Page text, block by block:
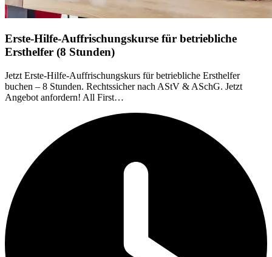
Erste-Hilfe-Auffrischungskurse für betriebliche
Ersthelfer (8 Stunden)
Jetzt Erste-Hilfe-Auffrischungskurs für betriebliche Ersthelfer
buchen – 8 Stunden. Rechtssicher nach AStV & ASchG. Jetzt
Angebot anfordern! All First…